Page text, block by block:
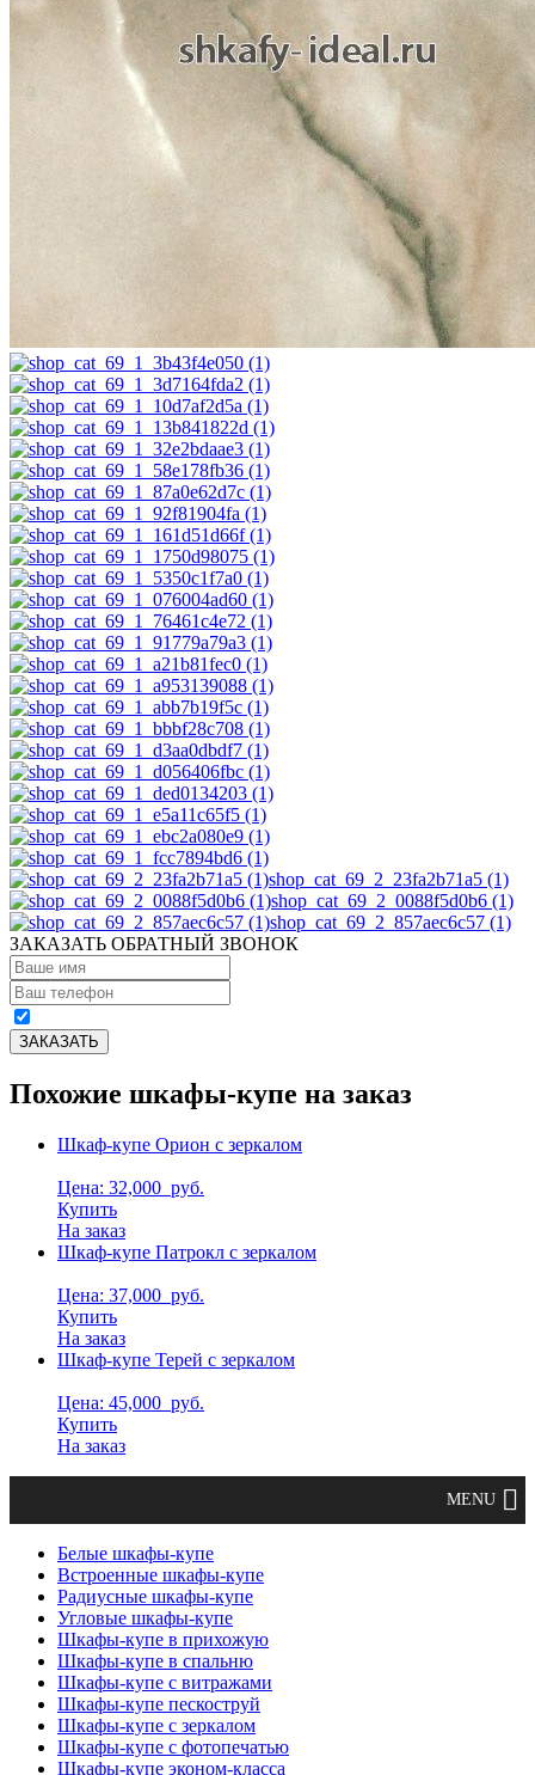
shop_cat_69_2_23fa2b71a5 (1)
shop_cat_69_2_0088f5d0b6 (1)
shop_cat_69_2_857aec6c57 (1)
ЗАКАЗАТЬ ОБРАТНЫЙ ЗВОНОК
Похожие шкафы-купе на заказ
Шкаф-купе Орион с зеркалом
Цена: 32,000 руб.
Купить
На заказ
Шкаф-купе Патрокл с зеркалом
Цена: 37,000 руб.
Купить
На заказ
Шкаф-купе Терей с зеркалом
Цена: 45,000 руб.
Купить
На заказ
Белые шкафы-купе
Встроенные шкафы-купе
Радиусные шкафы-купе
Угловые шкафы-купе
Шкафы-купе в прихожую
Шкафы-купе в спальню
Шкафы-купе с витражами
Шкафы-купе пескоструй
Шкафы-купе с зеркалом
Шкафы-купе с фотопечатью
Шкафы-купе эконом-класса